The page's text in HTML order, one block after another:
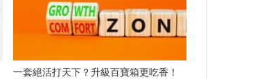
一套絕活打天下？升級百寶箱更吃香！